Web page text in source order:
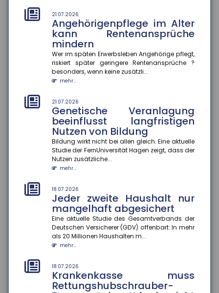
21.07.2026
Angehörigenpflege im Alter
kann Rentenansprüche
mindern
Wer im späten Erwerbsleben Angehörige pflegt,
riskiert später geringere Rentenansprüche ?
besonders, wenn keine zusätzli...
mehr...
21.07.2026
Genetische Veranlagung
beeinflusst langfristigen
Nutzen von Bildung
Bildung wirkt nicht bei allen gleich. Eine aktuelle
Studie der FernUniversität Hagen zeigt, dass der
Nutzen zusätzliche...
mehr...
18.07.2026
Jeder zweite Haushalt nur
mangelhaft abgesichert
Eine aktuelle Studie des Gesamtverbands der
Deutschen Versicherer (GDV) offenbart: In mehr
als 20 Millionen Haushalten m...
mehr...
18.07.2026
Krankenkasse muss
Rettungshubschrauber-
Vernetzung von Ermi...
mehr...
18.07.2026
Gründer-Persönlichkeit
beeinflusst Krisenbewältigung
von Start-ups
Eine Studie des ZEW Mannheim und der Technischen
Gründer:innen entsche...
mehr...
18.07.2026
Wohnungseigentümer können
Einbau von Klima-Splitgeräten
verlangen
Der Bundesgerichtshof hat entschieden, dass
Voraussetzungen den Einbau eines Klima-S...
mehr...
18.07.2026
Gesundheitskampagnen zu
Hitze in Europa
Extreme Hitzeperioden nehmen in Europa zu. Eine
Kommunikationskampagnen zum Hitzeschut...
mehr...